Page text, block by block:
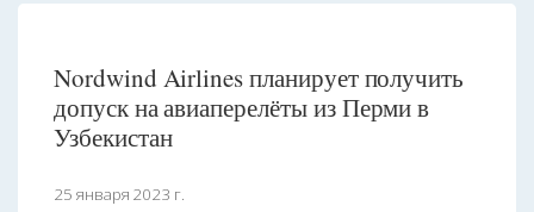
Nordwind Airlines планирует получить
допуск на авиаперелёты из Перми в
Узбекистан
25 января 2023 г.